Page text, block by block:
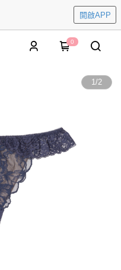
開啟APP
0
1/2